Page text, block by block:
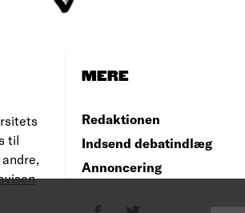
til
MERE
Redaktionen
Indsend debatindlæg
Annoncering